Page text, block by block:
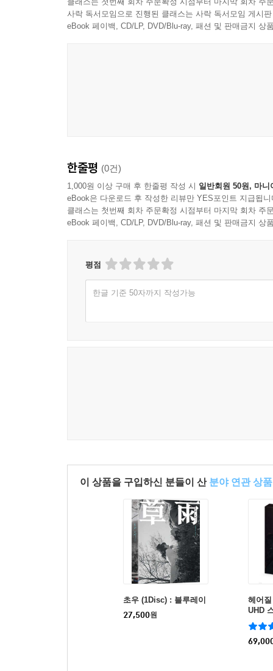
사락 독서모임으로 진행된 클래스는 사락 독서모임 게시
eBook 페이백, CD/LP, DVD/Blu-ray, 패션 및 판매금지 상
한줄평 (0건)
1,000원 이상 구매 후 한줄평 작성 시 일반회원 50원, 마니
eBook은 다운로드 후 작성한 리뷰만 YES포인트 지급됩니
클래스는 첫번째 회차 주문확정 시점부터 마지막 회차 주
eBook 페이백, CD/LP, DVD/Blu-ray, 패션 및 판매금지 상
평점
한글 기준 50자까지 작성가능
이 상품을 구입하신 분들이 산 분야 연관 상품
초우 (1Disc) : 블루레이
27,500원
헤어
UHD
r) : 블